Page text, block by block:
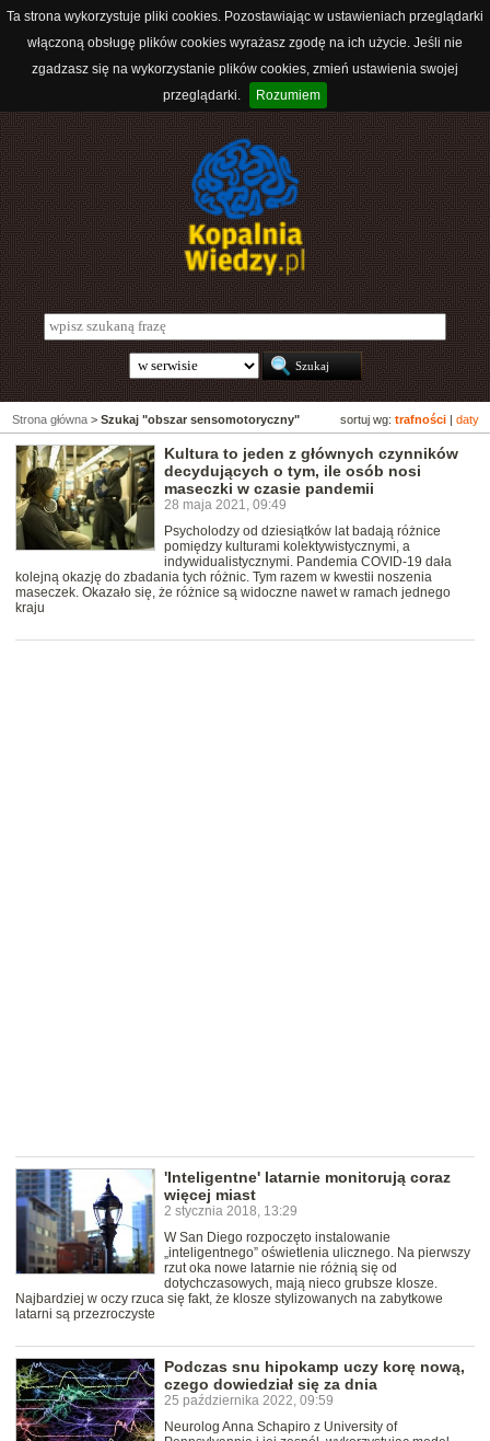
Ta strona wykorzystuje pliki cookies. Pozostawiając w ustawieniach przeglądarki
włączoną obsługę plików cookies wyrażasz zgodę na ich użycie. Jeśli nie
zgadzasz się na wykorzystanie plików cookies, zmień ustawienia swojej
przeglądarki.
Rozumiem
sortuj wg: trafności daty
Strona główna > Szukaj "obszar sensomotoryczny"
Kultura to jeden z głównych czynników
decydujących o tym, ile osób nosi
maseczki w czasie pandemii
28 maja 2021, 09:49
Psycholodzy od dziesiątków lat badają różnice
pomiędzy kulturami kolektywistycznymi, a
indywidualistycznymi. Pandemia COVID-19 dała
kolejną okazję do zbadania tych różnic. Tym razem w kwestii noszenia
maseczek. Okazało się, że różnice są widoczne nawet w ramach jednego
kraju
'Inteligentne' latarnie monitorują coraz
więcej miast
2 stycznia 2018, 13:29
W San Diego rozpoczęto instalowanie
„inteligentnego” oświetlenia ulicznego. Na pierwszy
rzut oka nowe latarnie nie różnią się od
dotychczasowych, mają nieco grubsze klosze.
Najbardziej w oczy rzuca się fakt, że klosze stylizowanych na zabytkowe
latarni są przezroczyste
Podczas snu hipokamp uczy korę nową,
czego dowiedział się za dnia
25 października 2022, 09:59
Neurolog Anna Schapiro z University of